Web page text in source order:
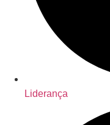
Liderança